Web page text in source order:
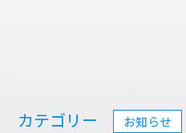
カテゴリー お知らせ